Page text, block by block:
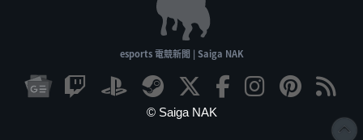
esports 電競新聞 | Saiga NAK
© Saiga NAK